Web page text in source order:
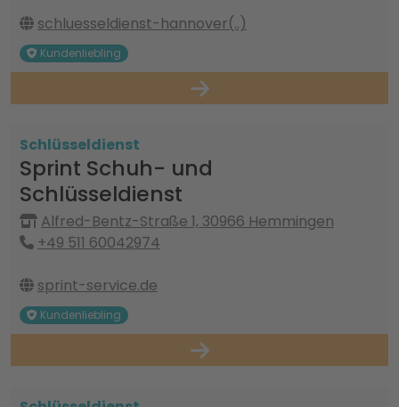
schluesseldienst-hannover(..)
Kundenliebling
Schlüsseldienst
Sprint Schuh- und
Schlüsseldienst
Alfred-Bentz-Straße 1, 30966 Hemmingen
+49 511 60042974
sprint-service.de
Kundenliebling